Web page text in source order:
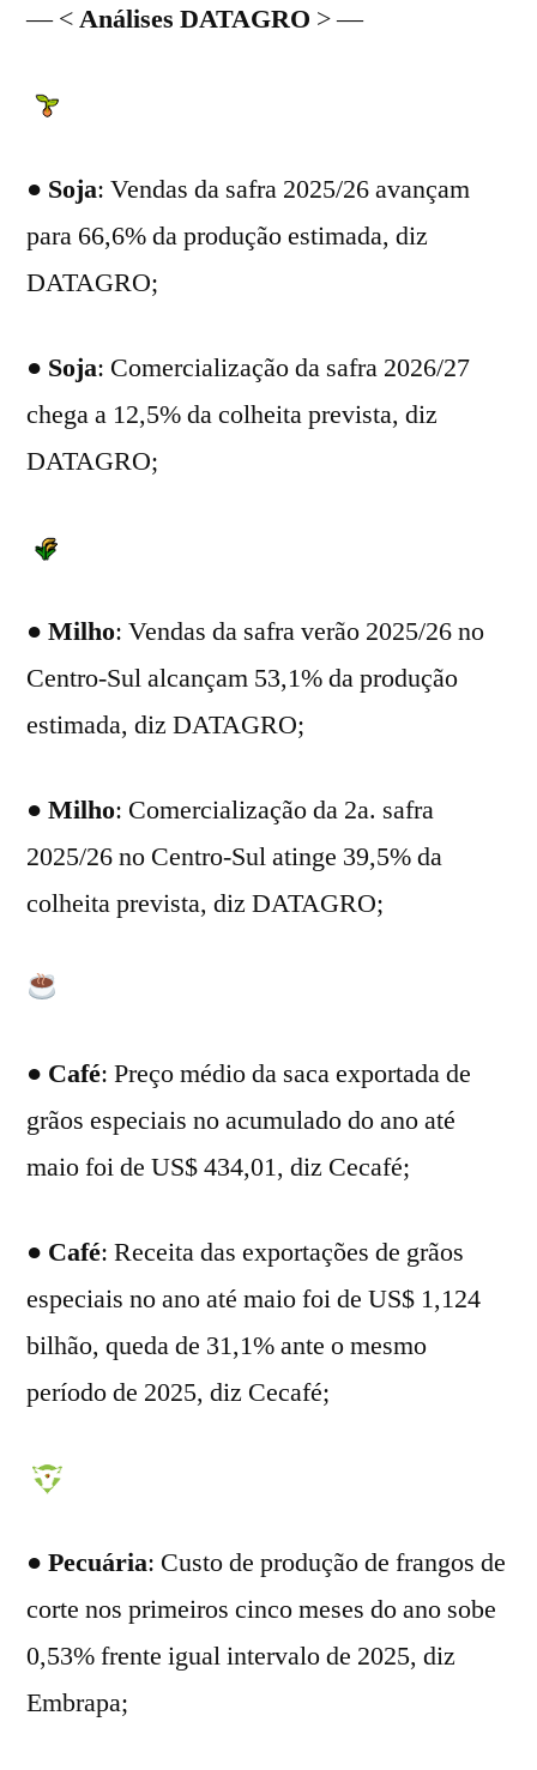
— <Análises DATAGRO > —
● Soja: Vendas da safra 2025/26 avançam
para 66,6% da produção estimada, diz
DATAGRO;
● Soja: Comercialização da safra 2026/27
chega a 12,5% da colheita prevista, diz
DATAGRO;
● Milho: Vendas da safra verão 2025/26 no
Centro-Sul alcançam 53,1% da produção
estimada, diz DATAGRO;
● Milho: Comercialização da 2a. safra
2025/26 no Centro-Sul atinge 39,5% da
colheita prevista, diz DATAGRO;
● Café: Preço médio da saca exportada de
grãos especiais no acumulado do ano até
maio foi de US$ 434,01, diz Cecafé;
● Café: Receita das exportações de grãos
especiais no ano até maio foi de US$ 1,124
bilhão, queda de 31,1% ante o mesmo
período de 2025, diz Cecafé;
● Pecuária: Custo de produção de frangos de
corte nos primeiros cinco meses do ano sobe
0,53% frente igual intervalo de 2025, diz
Embrapa;